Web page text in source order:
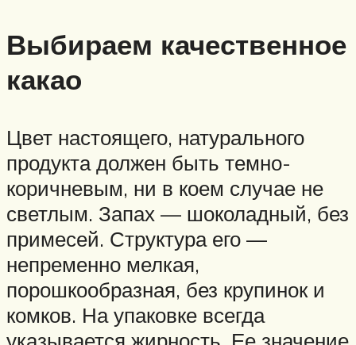
Выбираем качественное
какао
Цвет настоящего, натурального
продукта должен быть темно-
коричневым, ни в коем случае не
светлым. Запах — шоколадный, без
примесей. Структура его —
непременно мелкая,
порошкообразная, без крупинок и
комков. На упаковке всегда